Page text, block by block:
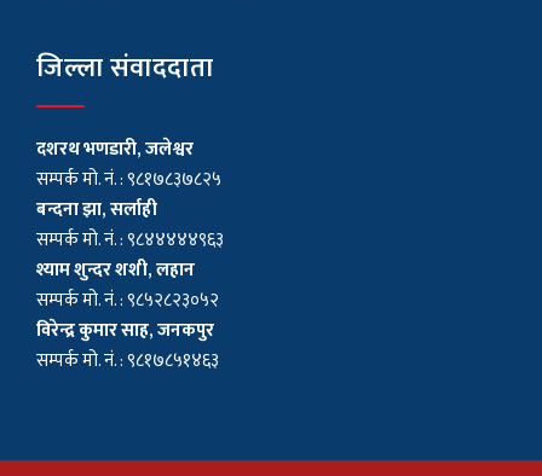
जिल्ला संवाददाता
दशरथ भणडारी, जलेश्वर
सम्पर्क मो. नं. : ९८१७८३७८२५
बन्दना झा, सर्लाही
सम्पर्क मो. नं. : ९८४४४४४९६३
श्याम शुन्दर शशी, लहान
सम्पर्क मो. नं. : ९८५२८२३०५२
विरेन्द्र कुमार साह, जनकपुर
सम्पर्क मो. नं. : ९८१७८५१४६३